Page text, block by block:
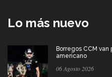
Lo más nuevo
Borregos CCM
americano
06 Agosto 2026